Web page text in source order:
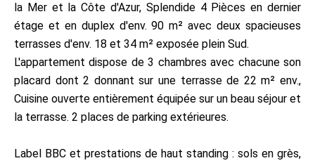
la Mer et la Côte d'Azur, Splendide 4 Pièces en dernier
étage et en duplex d'env. 90 m² avec deux spacieuses
terrasses d'env. 18 et 34 m² exposée plein Sud.
L'appartement dispose de 3 chambres avec chacune son
placard dont 2 donnant sur une terrasse de 22 m² env.,
Cuisine ouverte entièrement équipée sur un beau séjour et
la terrasse. 2 places de parking extérieures.
Label BBC et prestations de haut standing : sols en grès,